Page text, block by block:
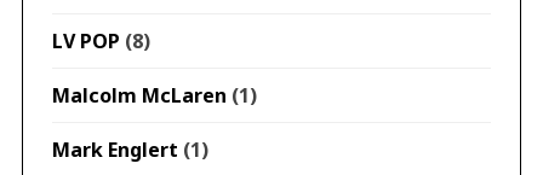
LV POP (8)
Malcolm McLaren (1)
Mark Englert (1)